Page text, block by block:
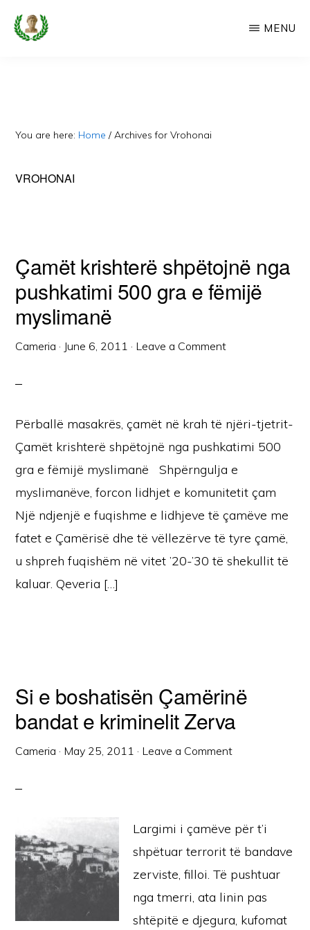
Skip
Faqe
Dedikuar
MENU
You are here: Home / Archives for Vrohonai
VROHONAI
Çamët krishterë shpëtojnë nga
pushkatimi 500 gra e fëmijë
myslimanë
Cameria · June 6, 2011 · Leave a Comment
Përballë masakrës, çamët në krah të njëri-tjetrit-
Çamët krishterë shpëtojnë nga pushkatimi 500
gra e fëmijë myslimanë Shpërngulja e
myslimanëve, forcon lidhjet e komunitetit çam
Një ndjenjë e fuqishme e lidhjeve të çamëve me
fatet e Çamërisë dhe të vëllezërve të tyre çamë,
u shpreh fuqishëm në vitet ’20-’30 të shekullit të
kaluar. Qeveria […]
Si e boshatisën Çamërinë
bandat e kriminelit Zerva
Cameria · May 25, 2011 · Leave a Comment
Largimi i çamëve për t’i
shpëtuar terrorit të bandave
zerviste, filloi. Të pushtuar
nga tmerri, ata linin pas
shtëpitë e djegura, kufomat